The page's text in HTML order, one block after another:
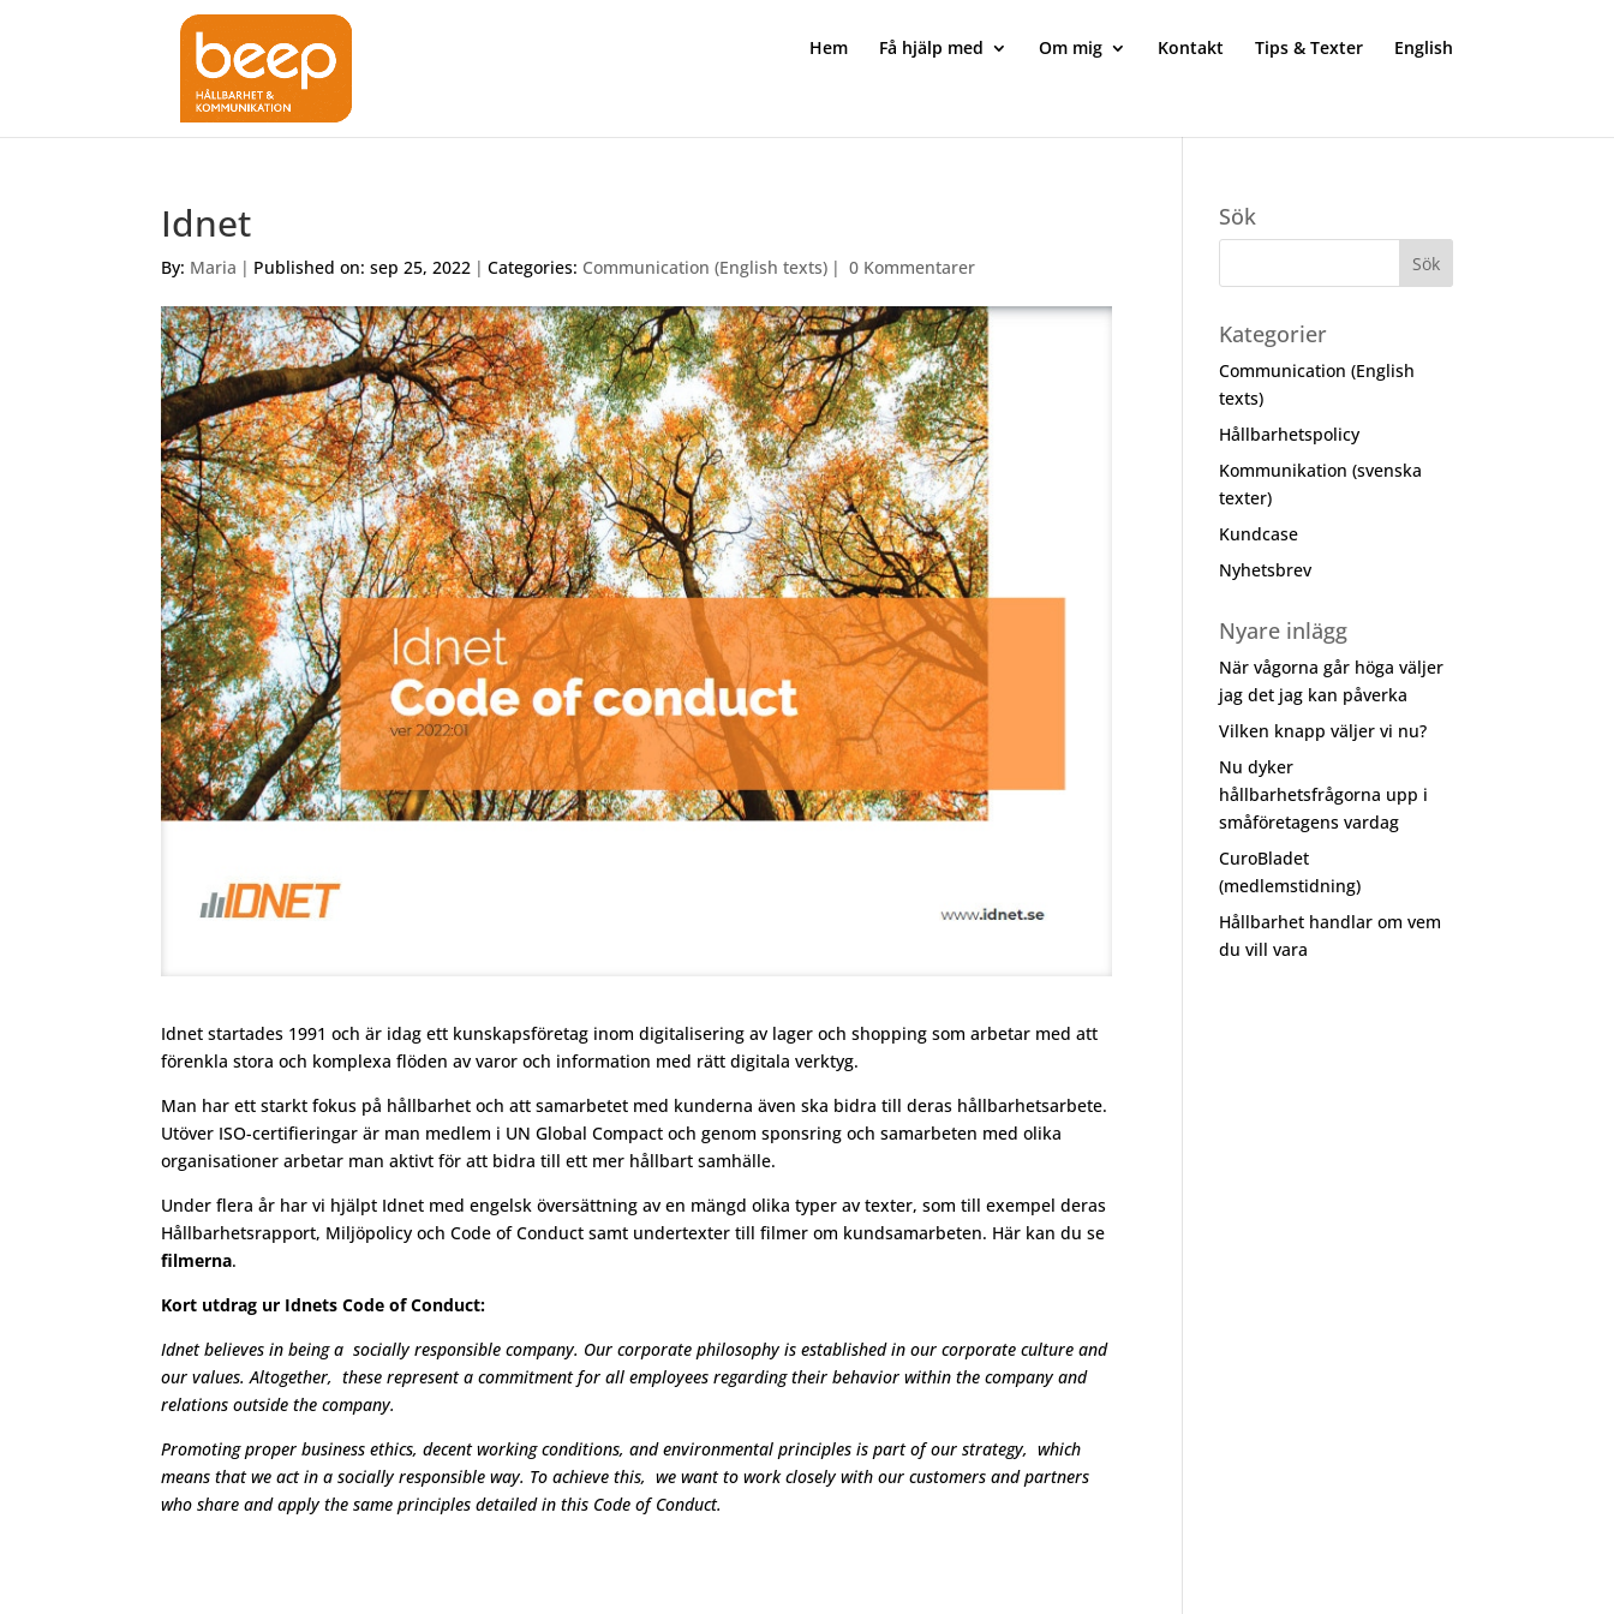
Hem Få hjälp med Om mig Kontakt Tips & Texter English
Idnet
By: Maria | Published on: sep 25, 2022 | Categories: Communication (English texts) | 0 Kommentarer
Idnet startades 1991 och är idag ett kunskapsföretag inom digitalisering av lager och shopping som arbetar med att
förenkla stora och komplexa flöden av varor och information med rätt digitala verktyg.
Man har ett starkt fokus på hållbarhet och att samarbetet med kunderna även ska bidra till deras hållbarhetsarbete.
Utöver ISO-certifieringar är man medlem i UN Global Compact och genom sponsring och samarbeten med olika
organisationer arbetar man aktivt för att bidra till ett mer hållbart samhälle.
Under flera år har vi hjälpt Idnet med engelsk översättning av en mängd olika typer av texter, som till exempel deras
Hållbarhetsrapport, Miljöpolicy och Code of Conduct samt undertexter till filmer om kundsamarbeten. Här kan du se
filmerna.
Kort utdrag ur Idnets Code of Conduct:
Idnet believes in being a socially responsible company. Our corporate philosophy is established in our corporate culture and
our values. Altogether, these represent a commitment for all employees regarding their behavior within the company and
relations outside the company.
Promoting proper business ethics, decent working conditions, and environmental principles is part of our strategy, which
means that we act in a socially responsible way. To achieve this, we want to work closely with our customers and partners
who share and apply the same principles detailed in this Code of Conduct.
Sök
Kategorier
Communication (English
texts)
Hållbarhetspolicy
Kommunikation (svenska
texter)
Kundcase
Nyhetsbrev
Nyare inlägg
När vågorna går höga väljer
jag det jag kan påverka
Vilken knapp väljer vi nu?
Nu dyker
hållbarhetsfrågorna upp i
småföretagens vardag
CuroBladet
(medlemstidning)
Hållbarhet handlar om vem
du vill vara